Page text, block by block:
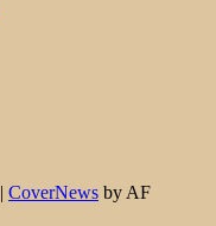
| CoverNews by AF